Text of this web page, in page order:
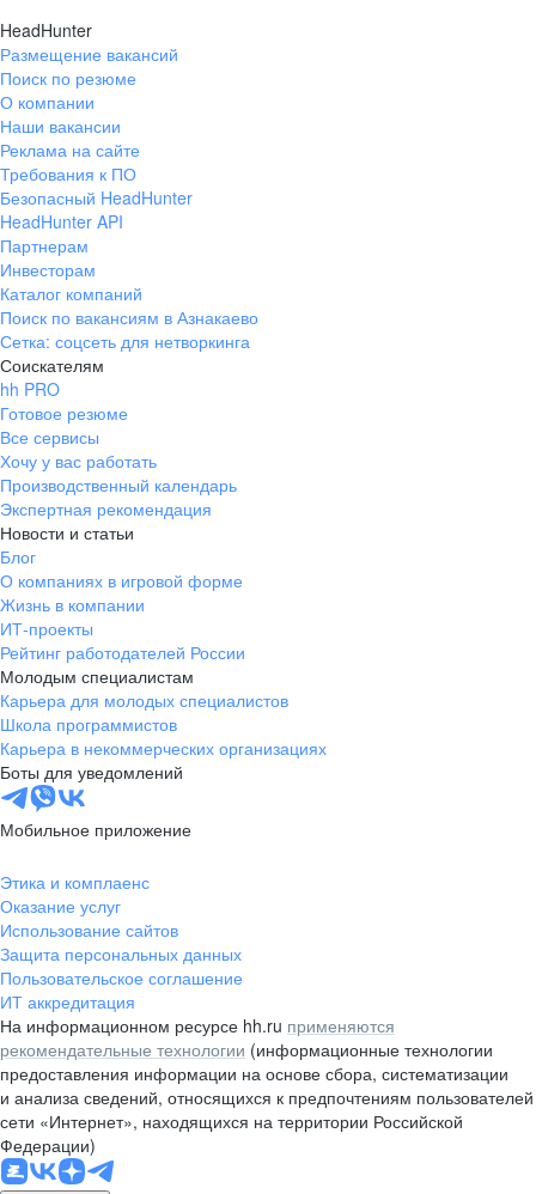
HeadHunter
Размещение вакансий
Поиск по резюме
О компании
Наши вакансии
Реклама на сайте
Требования к ПО
Безопасный HeadHunter
HeadHunter API
Партнерам
Инвесторам
Каталог компаний
Поиск по вакансиям в Азнакаево
Сетка: соцсеть для нетворкинга
Соискателям
hh PRO
Готовое резюме
Все сервисы
Хочу у вас работать
Производственный календарь
Экспертная рекомендация
Новости и статьи
Блог
О компаниях в игровой форме
Жизнь в компании
ИТ-проекты
Рейтинг работодателей России
Молодым специалистам
Карьера для молодых специалистов
Школа программистов
Карьера в некоммерческих организациях
Боты для уведомлений
Мобильное приложение
Этика и комплаенс
Оказание услуг
Использование сайтов
Защита персональных данных
Пользовательское соглашение
ИТ аккредитация
На информационном ресурсе hh.ru применяются
рекомендательные технологии (информационные технологии
предоставления информации на основе сбора, систематизации
и анализа сведений, относящихся к предпочтениям пользователей
сети «Интернет», находящихся на территории Российской
Федерации)